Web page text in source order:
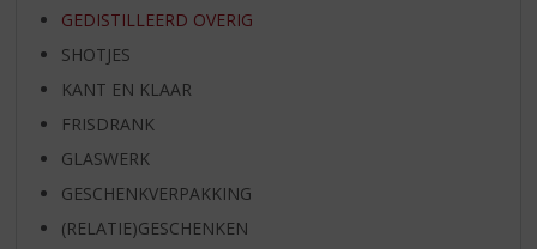
GEDISTILLEERD OVERIG
SHOTJES
KANT EN KLAAR
FRISDRANK
GLASWERK
GESCHENKVERPAKKING
(RELATIE)GESCHENKEN